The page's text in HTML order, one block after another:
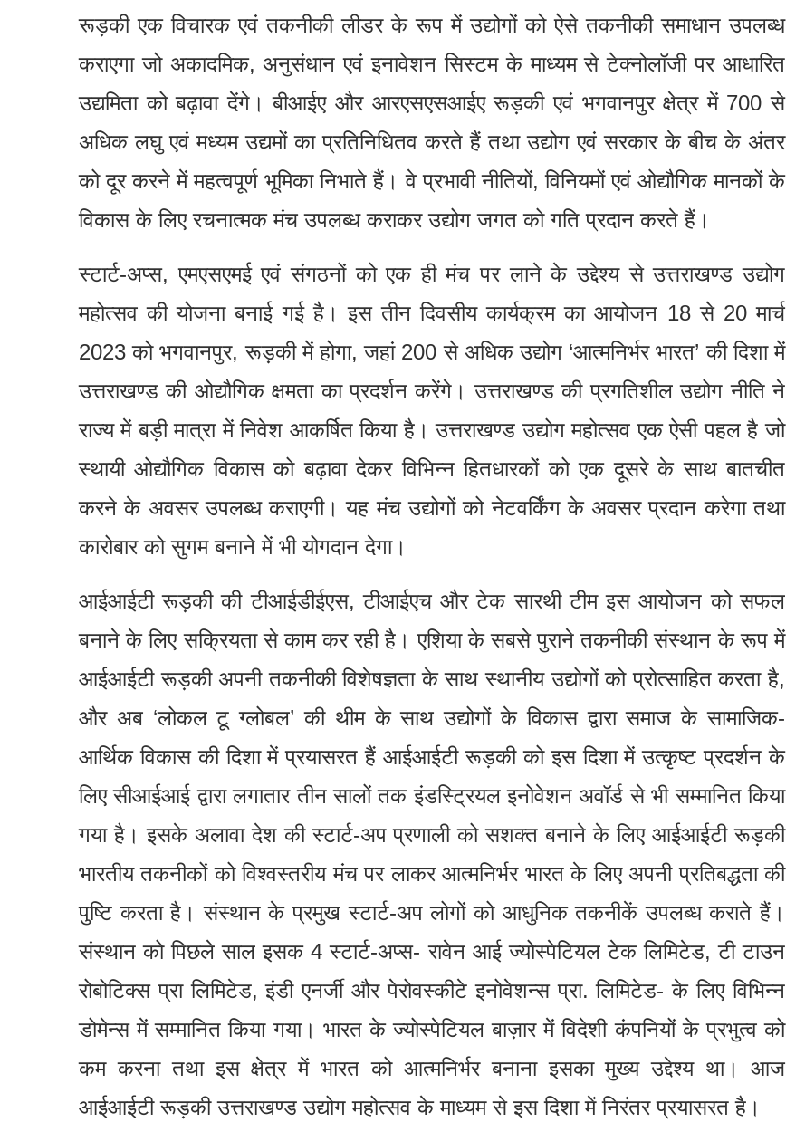
रूड़की एक विचारक एवं तकनीकी लीडर के रूप में उद्योगों को ऐसे तकनीकी समाधान उपलब्ध
कराएगा जो अकादमिक, अनुसंधान एवं इनावेशन सिस्टम के माध्यम से टेक्नोलॉजी पर आधारित
उद्यमिता को बढ़ावा देंगे। बीआईए और आरएसएसआईए रूड़की एवं भगवानपुर क्षेत्र में 700 से
अधिक लघु एवं मध्यम उद्यमों का प्रतिनिधितव करते हैं तथा उद्योग एवं सरकार के बीच के अंतर
को दूर करने में महत्वपूर्ण भूमिका निभाते हैं। वे प्रभावी नीतियों, विनियमों एवं ओद्यौगिक मानकों के
विकास के लिए रचनात्मक मंच उपलब्ध कराकर उद्योग जगत को गति प्रदान करते हैं।
स्टार्ट-अप्स, एमएसएमई एवं संगठनों को एक ही मंच पर लाने के उद्देश्य से उत्तराखण्ड उद्योग
महोत्सव की योजना बनाई गई है। इस तीन दिवसीय कार्यक्रम का आयोजन 18 से 20 मार्च
2023 को भगवानपुर, रूड़की में होगा, जहां 200 से अधिक उद्योग ‘आत्मनिर्भर भारत’ की दिशा में
उत्तराखण्ड की ओद्यौगिक क्षमता का प्रदर्शन करेंगे। उत्तराखण्ड की प्रगतिशील उद्योग नीति ने
राज्य में बड़ी मात्रा में निवेश आकर्षित किया है। उत्तराखण्ड उद्योग महोत्सव एक ऐसी पहल है जो
स्थायी ओद्यौगिक विकास को बढ़ावा देकर विभिन्न हितधारकों को एक दूसरे के साथ बातचीत
करने के अवसर उपलब्ध कराएगी। यह मंच उद्योगों को नेटवर्किंग के अवसर प्रदान करेगा तथा
कारोबार को सुगम बनाने में भी योगदान देगा।
आईआईटी रूड़की की टीआईडीईएस, टीआईएच और टेक सारथी टीम इस आयोजन को सफल
बनाने के लिए सक्रियता से काम कर रही है। एशिया के सबसे पुराने तकनीकी संस्थान के रूप में
आईआईटी रूड़की अपनी तकनीकी विशेषज्ञता के साथ स्थानीय उद्योगों को प्रोत्साहित करता है,
और अब ‘लोकल टू ग्लोबल’ की थीम के साथ उद्योगों के विकास द्वारा समाज के सामाजिक-
आर्थिक विकास की दिशा में प्रयासरत हैं आईआईटी रूड़की को इस दिशा में उत्कृष्ट प्रदर्शन के
लिए सीआईआई द्वारा लगातार तीन सालों तक इंडस्ट्रियल इनोवेशन अवॉर्ड से भी सम्मानित किया
गया है। इसके अलावा देश की स्टार्ट-अप प्रणाली को सशक्त बनाने के लिए आईआईटी रूड़की
भारतीय तकनीकों को विश्वस्तरीय मंच पर लाकर आत्मनिर्भर भारत के लिए अपनी प्रतिबद्धता की
पुष्टि करता है। संस्थान के प्रमुख स्टार्ट-अप लोगों को आधुनिक तकनीकें उपलब्ध कराते हैं।
संस्थान को पिछले साल इसक 4 स्टार्ट-अप्स- रावेन आई ज्योस्पेटियल टेक लिमिटेड, टी टाउन
रोबोटिक्स प्रा लिमिटेड, इंडी एनर्जी और पेरोवस्कीटे इनोवेशन्स प्रा. लिमिटेड- के लिए विभिन्न
डोमेन्स में सम्मानित किया गया। भारत के ज्योस्पेटियल बाज़ार में विदेशी कंपनियों के प्रभुत्व को
कम करना तथा इस क्षेत्र में भारत को आत्मनिर्भर बनाना इसका मुख्य उद्देश्य था। आज
आईआईटी रूड़की उत्तराखण्ड उद्योग महोत्सव के माध्यम से इस दिशा में निरंतर प्रयासरत है।